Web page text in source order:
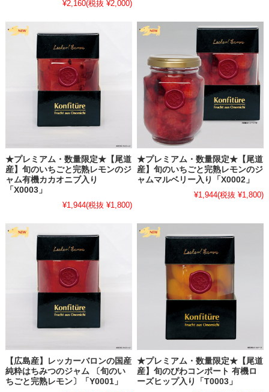
新年、明けましておめでとうございます。皆様におかれましては輝か
しい新年をお迎えのこととお喜び申し上げます。また、旧年中は格別
なご高配を賜り厚く御礼申し上げます。本年も更なるサービスの向上
に努めて参りますので、変わらずご愛顧を賜わりますようよろしくお
願い申し上げます。
末筆ながら皆さまのご健康とご多幸を心よりお祈りし、新年のご挨拶
とさせていただきます。
レッカーバロン一同
・ 【年末年始休業のお知らせ】
2025年もLecker!Baronオンラインショップをご愛顧いただきまして誠
にありがとうございました。来年もどうぞよろしくお願いいたしま
す。どうぞ良いお年をお迎えください。
誠に勝手ながら、2025年12月26日（金）～2026年1月6日（火）まで
年末年始休業とさせていただきます。
休業期間中のご注文・お問合せにつきましては、ご不便をおかけいた
しますが始業日の1月6日より順次対応やお返事をさせていただきま
す。どうかご理解賜りますようお願いいたします。
2025.12.31
【ゆめタウン徳島「パン＆スイーツセレクション」出店終了の
ゆめタウン徳島にて開催の【パン＆スイーツセレクション】での出店
が無事終了しました。
ご来場いただいた皆様、お話しさせていただけた方、ご関係者様に心
から感謝申し上げます。本当にありがとうございました。
¥2,160(税抜 ¥2,000)
★プレミアム・数量限定★【尾道
産】旬のいちごと完熟レモンのジ
ャム有機カカオニブ入り
「X0003」
¥1,944(税抜 ¥1,800)
★プレミアム・数量限定★【尾道
産】旬のいちごと完熟レモンのジ
ャムマルベリー入り「X0002」
¥1,944(税抜 ¥1,800)
【広島産】レッカーバロンの国産
純粋はちみつのジャム 〔旬のい
ちごと完熟レモン〕「Y0001」
★プレミアム・数量限定★【尾道
産】旬のびわコンポート 有機ロ
ーズヒップ入り「T0003」